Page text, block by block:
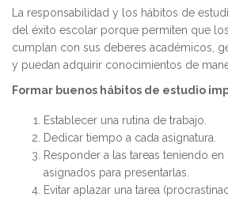
La responsabilidad y los hábitos de
del éxito escolar porque permiten que
cumplan con sus deberes académicos,
y puedan adquirir conocimientos de
Formar buenos hábitos de estudio
Establecer una rutina de trabajo.
Dedicar tiempo a cada asignatura.
Responder a las tareas teniendo
asignados para presentarlas.
Evitar aplazar una tarea